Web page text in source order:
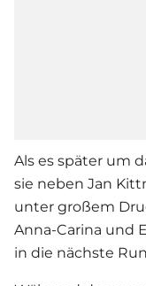
Als es später um
sie neben Jan
unter großem
Anna-Carina und
in die nächste